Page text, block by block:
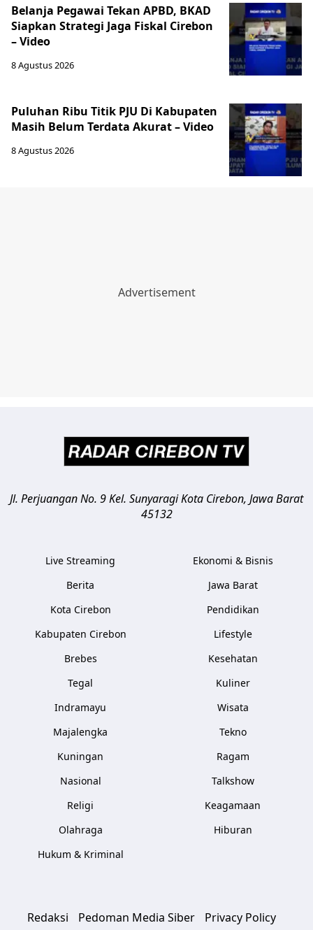
‎Belanja Pegawai Tekan APBD, BKAD
Siapkan Strategi Jaga Fiskal Cirebon
– Video
8 Agustus 2026
‎Puluhan Ribu Titik PJU Di Kabupaten
Masih Belum Terdata Akurat – Video
8 Agustus 2026
Jl. Perjuangan No. 9 Kel. SunyaragiKota Cirebon, Jawa Barat
45132
Live Streaming
Berita
Kota Cirebon
Kabupaten Cirebon
Brebes
Tegal
Indramayu
Majalengka
Kuningan
Nasional
Religi
Olahraga
Hukum & Kriminal
Ekonomi & Bisnis
Jawa Barat
Pendidikan
Lifestyle
Kesehatan
Kuliner
Wisata
Tekno
Ragam
Talkshow
Keagamaan
Hiburan
Redaksi Pedoman Media Siber Privacy Policy